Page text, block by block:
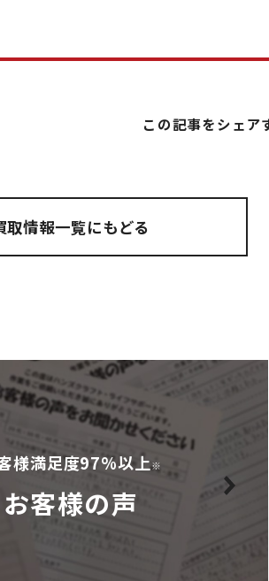
この記事をシェア
取情報一覧にもどる
様満足度97%以上※
お客様の声